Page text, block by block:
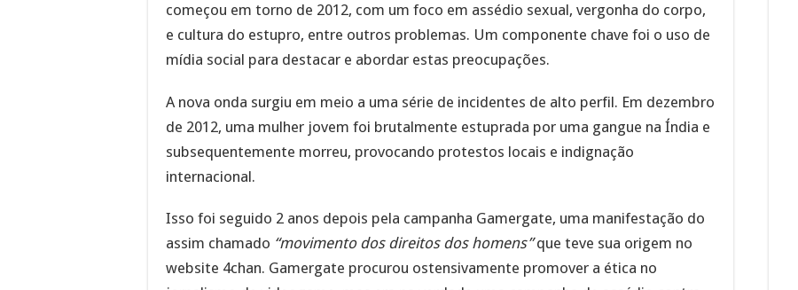
começou em torno de 2012, com um foco em assédio sexual, vergonha do corpo,
e cultura do estupro, entre outros problemas. Um componente chave foi o uso de
mídia social para destacar e abordar estas preocupações.
A nova onda surgiu em meio a uma série de incidentes de alto perfil. Em dezembro
de 2012, uma mulher jovem foi brutalmente estuprada por uma gangue na Índia e
subsequentemente morreu, provocando protestos locais e indignação
internacional.
Isso foi seguido 2 anos depois pela campanha Gamergate, uma manifestação do
assim chamado “movimento dos direitos dos homens”que teve sua origem no
website 4chan. Gamergate procurou ostensivamente promover a ética no